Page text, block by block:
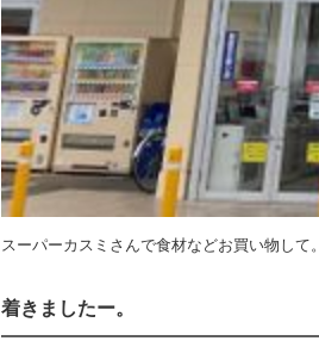
スーパーカスミさんで食材などお買い物して。
着きましたー。